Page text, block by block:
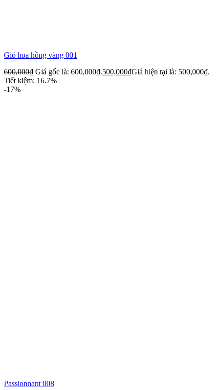
Giỏ hoa hồng vàng 001
600,000₫ Giá gốc là: 600,000₫.500,000₫Giá hiện tại là: 500,000₫.
Tiết kiệm: 16.7%
-17%
Passionnant 008